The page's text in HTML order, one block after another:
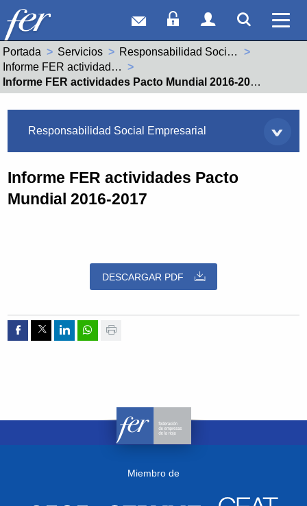
Correo webAcceso Socios
Acceso
Portada Servicios
Responsabilidad Social Empresarial
Informe FER actividades Pacto Mundial
Actual:
Informe FER actividades Pacto Mundial 2016-2017
Responsabilidad Social Empresarial
Informe FER actividades Pacto
Mundial 2016-2017
DESCARGAR PDF
Compartir por Facebook
Compartir por Twitter
Compartir por Linkedin
Compartir por whatsapp
Imprimir
Miembro de